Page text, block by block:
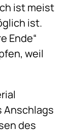
ist meist
ist.
Ende“
weil
Anschlags
des